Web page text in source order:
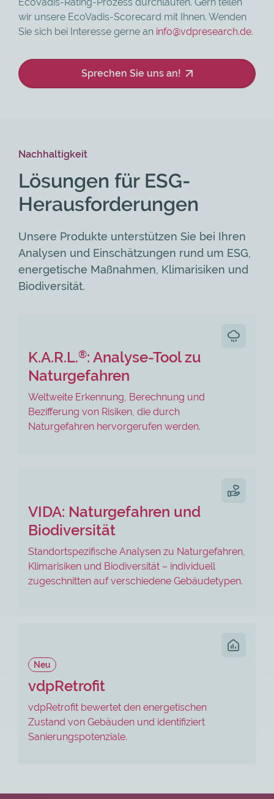
wir unsere EcoVadis-Scorecard mit Ihnen. Wenden
Sie sich bei Interesse gerne an info@vdpresearch.de.
Sprechen Sie uns an!
Nachhaltigkeit
Lösungen für ESG-
Herausforderungen
Unsere Produkte unterstützen Sie bei Ihren
Analysen und Einschätzungen rund um ESG,
energetische Maßnahmen, Klimarisiken und
Biodiversität.
K.A.R.L.®: Analyse-Tool zu
Naturgefahren
Weltweite Erkennung, Berechnung und
Bezifferung von Risiken, die durch
Naturgefahren hervorgerufen werden.
VIDA: Naturgefahren und
Biodiversität
Standortspezifische Analysen zu Naturgefahren,
Klimarisiken und Biodiversität – individuell
zugeschnitten auf verschiedene Gebäudetypen.
Neu
vdpRetrofit
vdpRetrofit bewertet den energetischen
Zustand von Gebäuden und identifiziert
Sanierungspotenziale.